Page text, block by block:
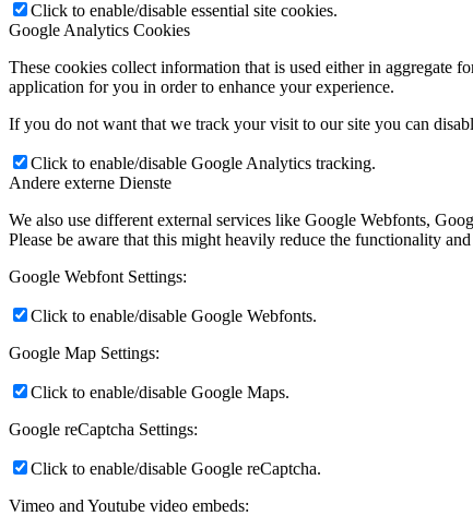
Click to enable/disable essential site cookies.
Google Analytics Cookies
These cookies collect information that is used either in aggregate
application for you in order to enhance your experience.
If you do not want that we track your visit to our site you can
Click to enable/disable Google Analytics tracking.
Andere externe Dienste
We also use different external services like Google Webfonts,
Please be aware that this might heavily reduce the functionality
Google Webfont Settings:
Click to enable/disable Google Webfonts.
Google Map Settings:
Click to enable/disable Google Maps.
Google reCaptcha Settings:
Click to enable/disable Google reCaptcha.
Vimeo and Youtube video embeds: